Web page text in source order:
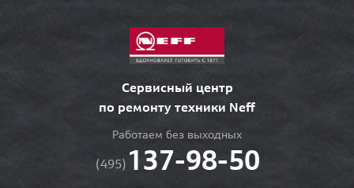
Сервисный центр
по ремонту техники Neff
Работаем без выходных
(495) 137-98-50